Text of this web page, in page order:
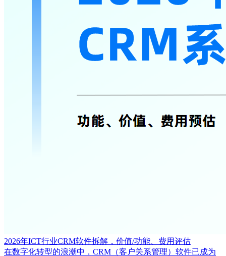
2026年ICT行业CRM软件拆解，价值/功能、费用评估
在数字化转型的浪潮中，CRM（客户关系管理）软件已成为